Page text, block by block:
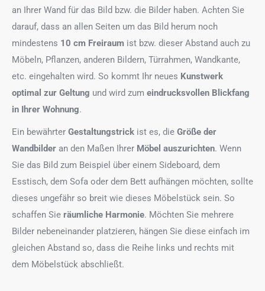
an Ihrer Wand für das Bild bzw. die Bilder haben. Achten Sie
darauf, dass an allen Seiten um das Bild herum noch
mindestens 10 cm Freiraum ist bzw. dieser Abstand auch zu
Möbeln, Pflanzen, anderen Bildern, Türrahmen, Wandkante,
etc. eingehalten wird. So kommt Ihr neues Kunstwerk
optimal zur Geltung und wird zum eindrucksvollen Blickfang
in Ihrer Wohnung.
Ein bewährter Gestaltungstrick ist es, die Größe der
Wandbilder an den Maßen Ihrer Möbel auszurichten. Wenn
Sie das Bild zum Beispiel über einem Sideboard, dem
Esstisch, dem Sofa oder dem Bett aufhängen möchten, sollte
dieses ungefähr so breit wie dieses Möbelstück sein. So
schaffen Sie räumliche Harmonie. Möchten Sie mehrere
Bilder nebeneinander platzieren, hängen Sie diese einfach im
gleichen Abstand so, dass die Reihe links und rechts mit
dem Möbelstück abschließt.